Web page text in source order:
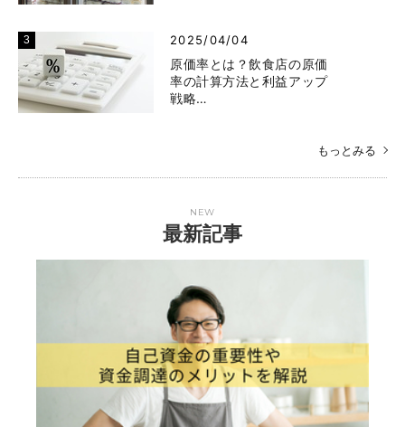
2025/04/04
原価率とは？飲食店の原価
率の計算方法と利益アップ
戦略…
もっとみる
NEW
最新記事